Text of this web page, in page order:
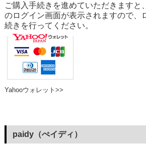
ご購入手続きを進めていただきますと
のログイン画面が表示されますので、
続きを行ってください。
Yahooウォレット>>
paidy（ぺイディ）